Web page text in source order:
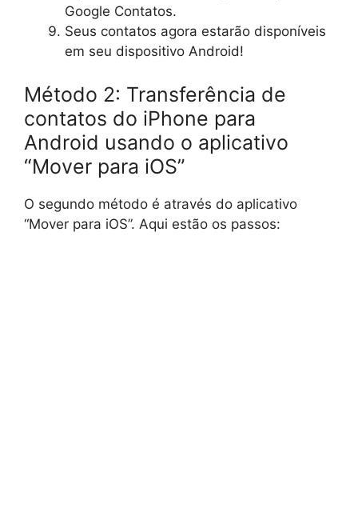
Google Contatos.
Seus contatos agora estarão disponíveis
em seu dispositivo Android!
Método 2: Transferência de
contatos do iPhone para
Android usando o aplicativo
“Mover para iOS”
O segundo método é através do aplicativo
“Mover para iOS”. Aqui estão os passos: